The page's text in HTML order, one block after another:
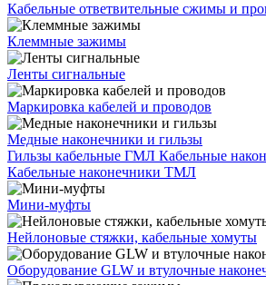
Кабельные ответвительные сжимы и
Клеммные зажимы
Ленты сигнальные
Маркировка кабелей и проводов
Медные наконечники и гильзы
Гильзы кабельные ГМЛ Кабельные
Кабельные наконечники ТМЛ
Мини-муфты
Нейлоновые стяжки, кабельные хомуты
Оборудование GLW и втулочные